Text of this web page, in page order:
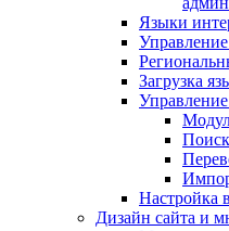
Языки
Загрузка
Настройка
Дизайн сайта и